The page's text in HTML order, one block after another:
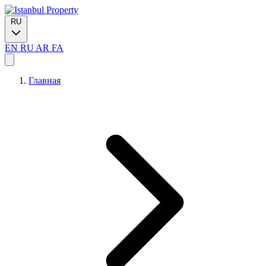
RU
EN RU AR FA
Главная